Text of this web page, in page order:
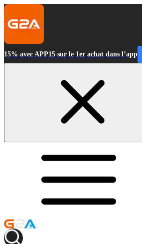
15% avec APP15 sur le 1er achat dans l’app